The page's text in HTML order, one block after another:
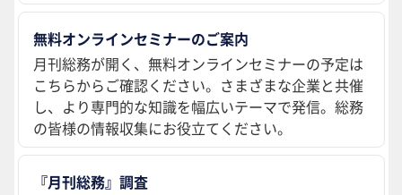
無料オンラインセミナーのご案内
月刊総務が開く、無料オンラインセミナーの予定は
こちらからご確認ください。さまざまな企業と共催
し、より専門的な知識を幅広いテーマで発信。総務
の皆様の情報収集にお役立てください。
『月刊総務』調査